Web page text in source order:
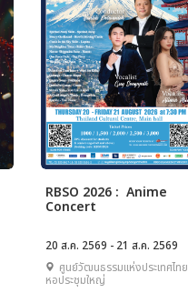
RBSO 2026 : Anime
Concert
20 ส.ค. 2569 - 21 ส.ค. 2569
ศูนย์วัฒนธรรมแห่งประเทศไทย
หอประชุมใหญ่